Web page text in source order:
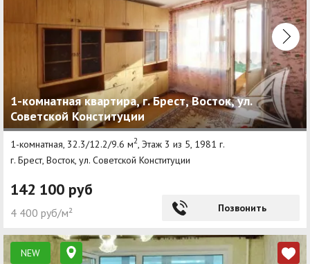
1-комнатная квартира, г. Брест, Восток, ул.
Советской Конституции
1-комнатная, 32.3/12.2/9.6 м2 , Этаж 3 из 5, 1981 г.
г. Брест, Восток, ул. Советской Конституции
142 100 руб
4 400 руб/м² Позвонить
NEW